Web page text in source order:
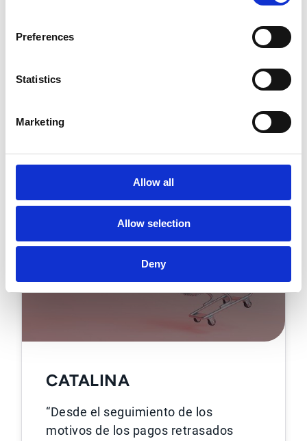
Preferences
Statistics
Marketing
Allow all
Allow selection
Deny
rendimiento, Palmer Holland
order-to-cash con Esker.”
Leer la historia completa de
CATALINA
“Desde el seguimiento de los
motivos de los pagos retrasados